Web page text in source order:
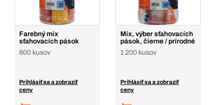
Farebný mix
sťahovacích pások
800 kusov
Prihlásiť sa a zobraziť
ceny
Mix, výber sťahovacích
pások, čierne / prírodné
1 200 kusov
Prihlásiť sa a zobraziť
ceny